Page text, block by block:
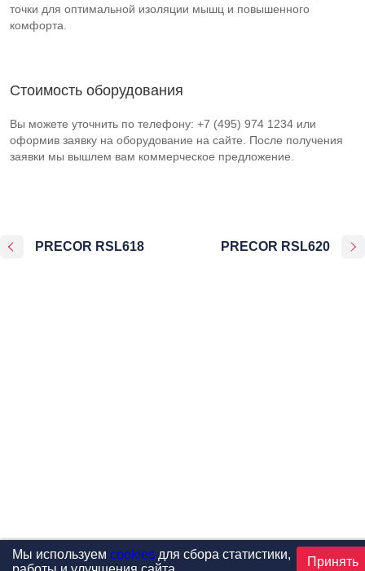
точки для оптимальной изоляции мышц и повышенного
комфорта.
Стоимость оборудования
Вы можете уточнить по телефону: +7 (495) 974 1234 или
оформив заявку на оборудование на сайте. После получения
заявки мы вышлем вам коммерческое предложение.
PRECOR RSL618 PRECOR RSL620
Мы используем cookiesдля сбора статистики,
Принять